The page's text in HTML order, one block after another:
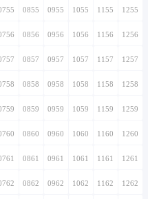
0855 0955 1055 1155 1255
0856 0956 1056 1156 1256
0857 0957 1057 1157 1257
0858 0958 1058 1158 1258
0859 0959 1059 1159 1259
0860 0960 1060 1160 1260
0861 0961 1061 1161 1261
0862 0962 1062 1162 1262